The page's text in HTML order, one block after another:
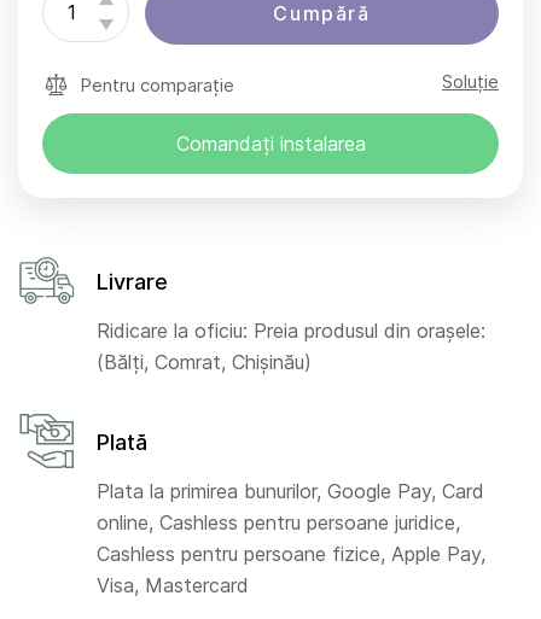
Cumpără
Pentru comparație Soluție
Comandați instalarea
Livrare
Ridicare la oficiu: Preia produsul din orașele:
(Bălți, Comrat, Chișinău)
Plată
Plata la primirea bunurilor, Google Pay, Card
online, Cashless pentru persoane juridice,
Cashless pentru persoane fizice, Apple Pay,
Visa, Mastercard